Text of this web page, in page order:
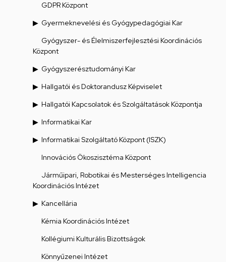
GDPR Központ
Gyermeknevelési és Gyógypedagógiai Kar
Gyógyszer- és Élelmiszerfejlesztési Koordinációs
Központ
Gyógyszerésztudományi Kar
Hallgatói és Doktorandusz Képviselet
Hallgatói Kapcsolatok és Szolgáltatások Központja
Informatikai Kar
Informatikai Szolgáltató Központ (ISZK)
Innovációs Ökoszisztéma Központ
Járműipari, Robotikai és Mesterséges Intelligencia
Koordinációs Intézet
Kancellária
Kémia Koordinációs Intézet
Kollégiumi Kulturális Bizottságok
Könnyűzenei Intézet